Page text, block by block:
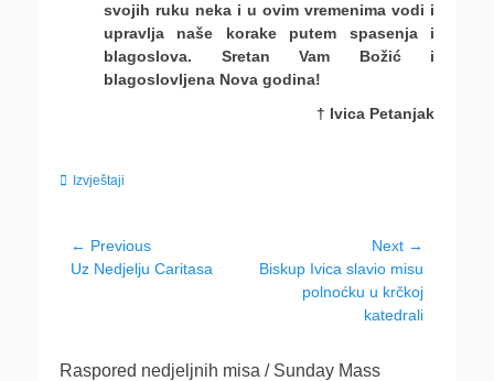
svojih ruku neka i u ovim vremenima vodi i
upravlja naše korake putem spasenja i
blagoslova. Sretan Vam Božić i
blagoslovljena Nova godina!
† Ivica Petanjak
Categories
Izvještaji
Navigacija
objava
← Previous
Previous
Uz Nedjelju Caritasa
Next →
Next
Biskup Ivica slavio misu
polnoćku u krčkoj
katedrali
Raspored nedjeljnih misa / Sunday Mass